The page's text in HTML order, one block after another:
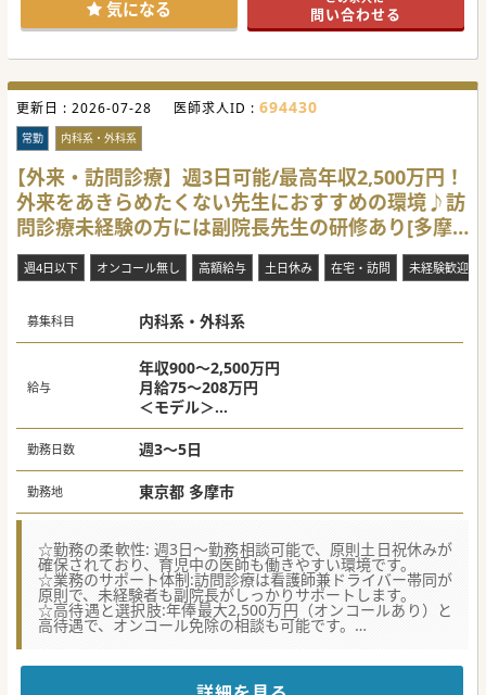
#秋入職可
気になる 問い合わせる
更新日 : 2026-07-28 医師求人ID : 694430
常勤 内科系・外科系
【外来・訪問診療】週3日可能/最高年収2,500万円！
外来をあきらめたくない先生におすすめの環境♪訪
問診療未経験の方には副院長先生の研修あり[多摩
市]
週4日以下 オンコール無し 高額給与 土日休み 在宅・訪問 未経験歓迎
募集科目 内科系・外科系
給与
年収900～2,500万円
月給75～208万円
＜モデル＞
・週3日900～1,200万円（オンコールなし）
・週4日1,600～2,000万円（オンコールあ
り）
※経験・資格等により応相談
勤務日数 週3～5日
勤務地 東京都 多摩市
☆勤務の柔軟性: 週3日～勤務相談可能で、原則土日祝休みが
確保されており、育児中の医師も働きやすい環境です。
☆業務のサポート体制:訪問診療は看護師兼ドライバー帯同が
原則で、未経験者も副院長がしっかりサポートします。
☆高待遇と選択肢:年俸最大2,500万円（オンコールあり）と
高待遇で、オンコール免除の相談も可能です。
親子三代で40年以上に渡り、地域住民の健康を支えるクリニ